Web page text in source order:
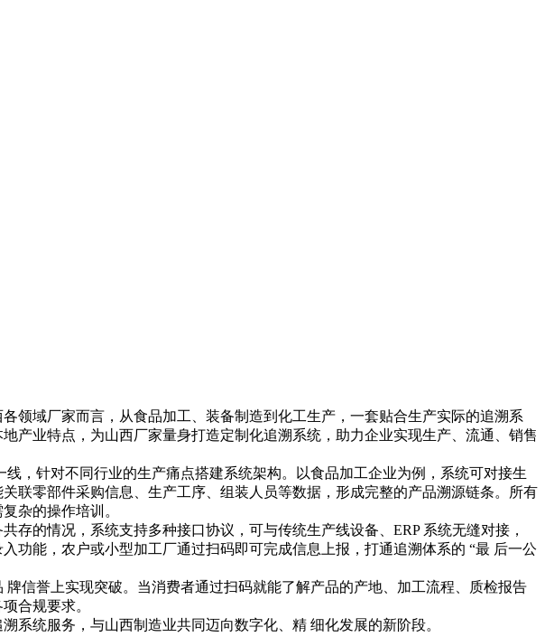
领域厂家而言，从食品加工、装备制造到化工生产，一套贴合生产实际的追溯系
产业特点，为山西厂家量身打造定制化追溯系统，助力企业实现生产、流通、销售
，针对不同行业的生产痛点搭建系统架构。以食品加工企业为例，系统可对接生
联零部件采购信息、生产工序、组装人员等数据，形成完整的产品溯源链条。所有
杂的操作培训。
的情况，系统支持多种接口协议，可与传统生产线设备、ERP 系统无缝对接，
功能，农户或小型加工厂通过扫码即可完成信息上报，打通追溯体系的 “最 后一公
信誉上实现突破。当消费者通过扫码就能了解产品的产地、加工流程、质检报告
合规要求。
系统服务，与山西制造业共同迈向数字化、精 细化发展的新阶段。